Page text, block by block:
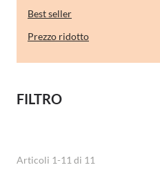
Best seller
Prezzo ridotto
FILTRO
Articoli 1-11 di 11